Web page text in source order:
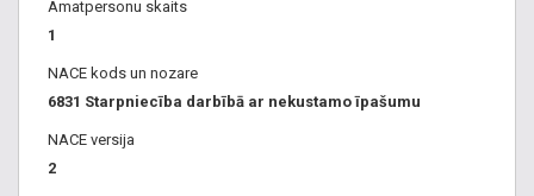
Amatpersonu skaits
1
NACE kods un nozare
6831 Starpniecība darbībā ar nekustamo īpašumu
NACE versija
2